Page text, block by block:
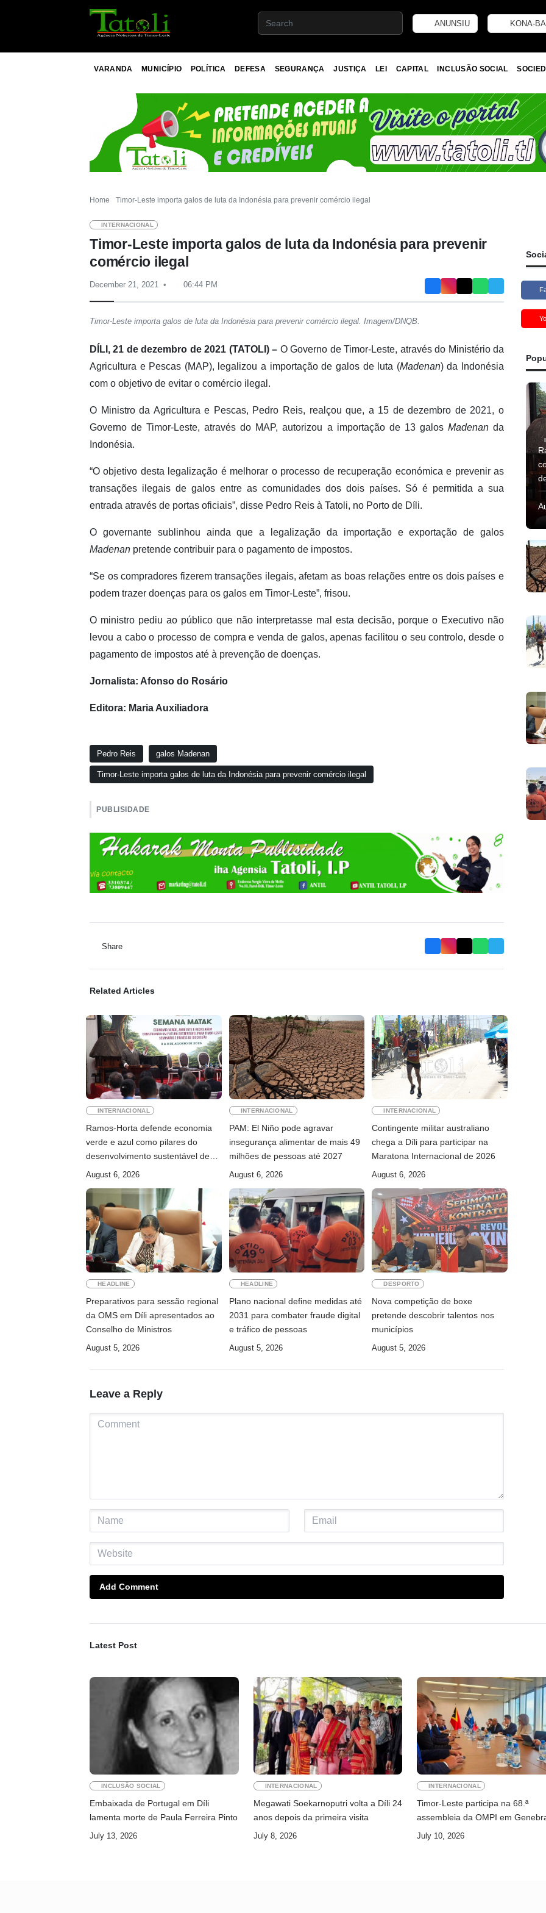
ANUNSIU KONA-
VARANDA MUNICÍPIO POLÍTICA DEFESA SEGURANÇA JUSTIÇA LEI CAPITAL INCLUSÃO SOCIAL
Home Timor-Leste importa galos de luta da Indonésia para prevenir comércio ilegal
INTERNACIONAL
Timor-Leste importa galos de luta da Indonésia para prevenir
comércio ilegal
December 21, 2021 06:44 PM
Timor-Leste importa galos de luta da Indonésia para prevenir comércio ilegal. Imagem/DNQB.
DÍLI, 21 de dezembro de 2021 (TATOLI) – O Governo de Timor-Leste, através do Ministério da
Agricultura e Pescas (MAP), legalizou a importação de galos de luta (Madenan) da Indonésia
com o objetivo de evitar o comércio ilegal.
O Ministro da Agricultura e Pescas, Pedro Reis, realçou que, a 15 de dezembro de 2021, o
Governo de Timor-Leste, através do MAP, autorizou a importação de 13 galos Madenanda
Indonésia.
“O objetivo desta legalização é melhorar o processo de recuperação económica e prevenir as
transações ilegais de galos entre as comunidades dos dois países. Só é permitida a sua
entrada através de portas oficiais”, disse Pedro Reis à Tatoli, no Porto de Díli.
O governante sublinhou ainda que a legalização da importação e exportação de galos
Madenan pretende contribuir para o pagamento de impostos.
“Se os compradores fizerem transações ilegais, afetam as boas relações entre os dois países e
podem trazer doenças para os galos em Timor-Leste”, frisou.
O ministro pediu ao público que não interpretasse mal esta decisão, porque o Executivo não
levou a cabo o processo de compra e venda de galos, apenas facilitou o seu controlo, desde o
pagamento de impostos até à prevenção de doenças.
Jornalista: Afonso do Rosário
Editora: Maria Auxiliadora
Pedro Reis galos Madenan
Timor-Leste importa galos de luta da Indonésia para prevenir comércio ilegal
PUBLISIDADE
Share
Related Articles
INTERNACIONAL
Ramos-Horta defende economia
verde e azul como pilares do
desenvolvimento sustentável de
Timor-Leste
August 6, 2026
INTERNACIONAL
PAM: El Niño pode agravar
insegurança alimentar de mais 49
milhões de pessoas até 2027
August 6, 2026
INTERNACIONAL
Contingente militar australiano
chega a Díli para participar na
Maratona Internacional de 2026
August 6, 2026
HEADLINE
Preparativos para sessão regional
da OMS em Díli apresentados ao
Conselho de Ministros
August 5, 2026
HEADLINE
Plano nacional define medidas até
2031 para combater fraude digital
e tráfico de pessoas
August 5, 2026
DESPORTO
Nova competição de boxe
pretende descobrir talentos nos
municípios
August 5, 2026
Leave a Reply
Add Comment
Latest Post
INCLUSÃO SOCIAL
Embaixada de Portugal em Díli
lamenta morte de Paula Ferreira Pinto
July 13, 2026
INTERNACIONAL
Megawati Soekarnoputri volta a Díli 24
anos depois da primeira visita
July 8, 2026
INTERNACIONAL
Timor-Leste participa na 68.ª
assembleia da OMPI em
July 10, 2026